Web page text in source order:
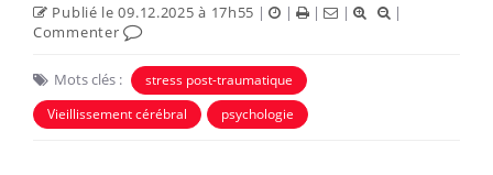
Publié le 09.12.2025 à 17h55 | | | |
|
Commenter
Mots clés :
stress post-traumatique
Vieillissement cérébral
psychologie